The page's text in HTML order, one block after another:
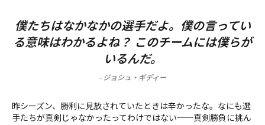
僕たちはなかなかの選手だよ。僕の言ってい
る意味はわかるよね？ このチームには僕らが
いるんだ。
- ジョシュ・ギディー
昨シーズン、勝利に見放されていたときは辛かったな。なにも選
手たちが真剣じゃなかったってわけではない──真剣勝負に挑ん